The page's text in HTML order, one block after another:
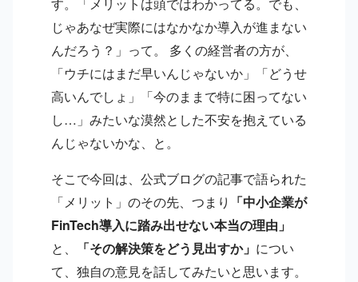
す。「メリットは頭ではわかってる。でも、
じゃあなぜ実際にはなかなか導入が進まない
んだろう？」って。 多くの経営者の方が、
「ウチにはまだ早いんじゃないか」「どうせ
高いんでしょ」「今のままで特に困ってない
し…」みたいな漠然とした不安を抱えている
んじゃないかな、と。
そこで今回は、公式ブログの記事で語られた
「メリット」のその先、つまり 「中小企業が
FinTech導入に踏み出せない本当の理由」
と、
「その解決策をどう見出すか」 につい
て、独自の意見を話してみたいと思います。